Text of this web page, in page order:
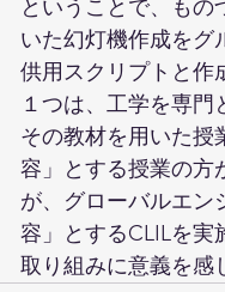
ということで、も
いた幻灯機作成をグ
供用スクリプトと作
１つは、工学を専門
その教材を用いた授
容」とする授業の方
が、グローバルエン
容」とするCLILを実
取り組みに意義を感